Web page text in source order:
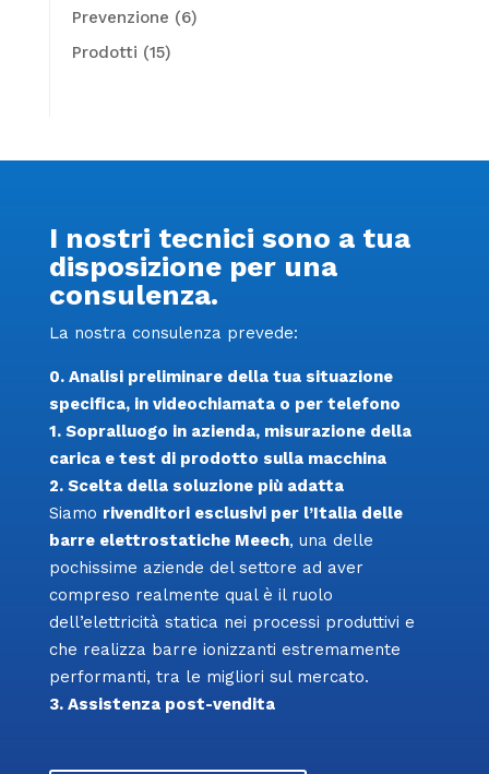
Prevenzione (6)
Prodotti (15)
I nostri tecnici sono a tua
disposizione per una
consulenza.
La nostra consulenza prevede:
0. Analisi preliminare della tua situazione
specifica, in videochiamata o per telefono
1. Sopralluogo in azienda, misurazione della
carica e test di prodotto sulla macchina
2. Scelta della soluzione più adatta
Siamo rivenditori esclusivi per l’Italia delle
barre elettrostatiche Meech, una delle
pochissime aziende del settore ad aver
compreso realmente qual è il ruolo
dell’elettricità statica nei processi produttivi e
che realizza barre ionizzanti estremamente
performanti, tra le migliori sul mercato.
3. Assistenza post-vendita